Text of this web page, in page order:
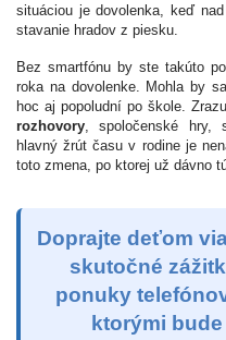
situáciou je dovolenka, keď
stavanie hradov z piesku.
Bez smartfónu by ste takúto
roka na dovolenke. Mohla by
hoc aj popoludní po škole.
rozhovory , spoločenské hry,
hlavný žrút času v rodine je
toto zmena, po ktorej už dávno
Doprajte deťom
skutočné
ponuky
ktorými